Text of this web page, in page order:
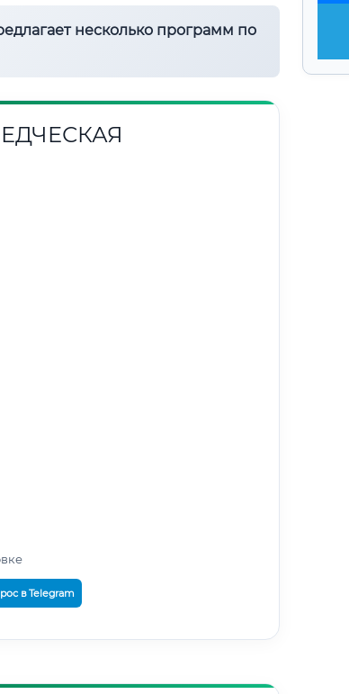
несколько программ по
в Telegram